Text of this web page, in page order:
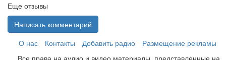
Еще отзывы
Написать комментарий
О нас
Контакты Добавить радио
Размещение рекламы
Все права на аудио и видео материалы, представленные на